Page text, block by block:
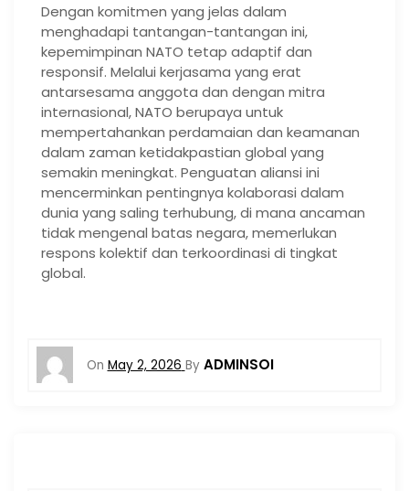
Dengan komitmen yang jelas dalam
menghadapi tantangan-tantangan ini,
kepemimpinan NATO tetap adaptif dan
responsif. Melalui kerjasama yang erat
antarsesama anggota dan dengan mitra
internasional, NATO berupaya untuk
mempertahankan perdamaian dan keamanan
dalam zaman ketidakpastian global yang
semakin meningkat. Penguatan aliansi ini
mencerminkan pentingnya kolaborasi dalam
dunia yang saling terhubung, di mana ancaman
tidak mengenal batas negara, memerlukan
respons kolektif dan terkoordinasi di tingkat
global.
On May 2, 2026 By ADMINSOI